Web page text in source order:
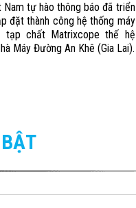
Nam tự hào thông báo đã triển
đặt thành công hệ thống máy
tạp chất Matrixcope thế hệ
Máy Đường An Khê (Gia Lai).